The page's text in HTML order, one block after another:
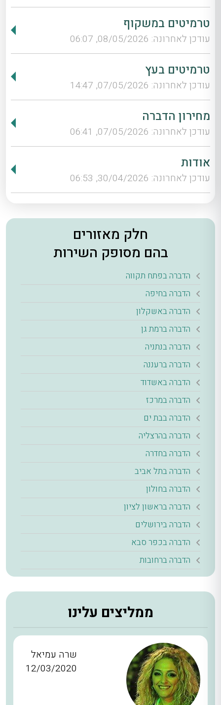
טרמיטים במשקוף
עודכן לאחרונה: 08/05/2026, 06:07
טרמיטים בעץ
עודכן לאחרונה: 07/05/2026, 14:47
מחירון הדברה
עודכן לאחרונה: 07/05/2026, 06:41
אודות
עודכן לאחרונה: 30/04/2026, 06:53
חלק מאזורים
בהם מסופק השירות
הדברה בפתח תקווה
הדברה בחיפה
הדברה באשקלון
הדברה ברמת גן
הדברה בנתניה
הדברה ברעננה
הדברה באשדוד
הדברה במרכז
הדברה בבת ים
הדברה בהרצליה
הדברה בחדרה
הדברה בתל אביב
הדברה בחולון
הדברה בראשון לציון
הדברה בירושלים
הדברה בכפר סבא
הדברה ברחובות
ממליצים עלינו
שרה עמיאל
12/03/2020